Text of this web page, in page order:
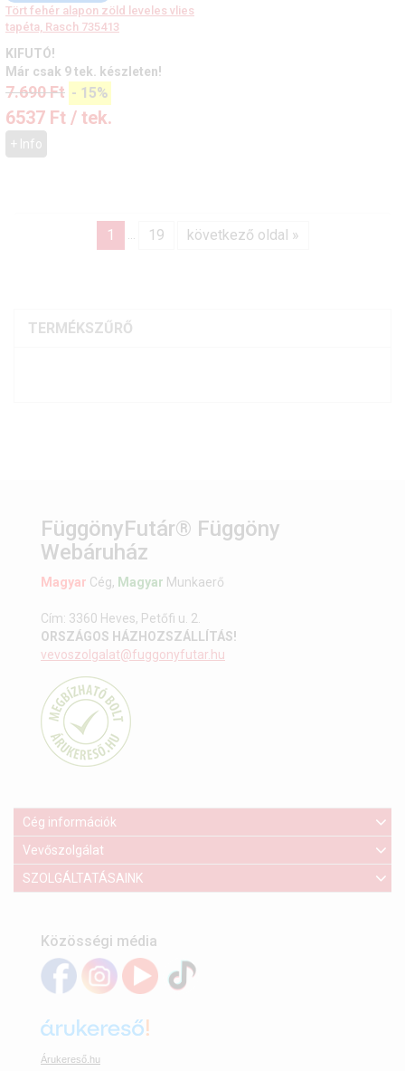
Tört fehér alapon zöld leveles vlies
tapéta, Rasch 735413
KIFUTÓ!
Már csak 9 tek. készleten!
7.690Ft - 15%
6537 Ft / tek.
+ Info
1 19 következő oldal »
TERMÉKSZŰRŐ
FüggönyFutár® Függöny
Webáruház
Magyar Cég, Magyar Munkaerő
Cím: 3360 Heves, Petőfi u. 2.
ORSZÁGOS HÁZHOZSZÁLLÍTÁS!
vevoszolgalat@fuggonyfutar.hu
Cég információk
Vevőszolgálat
SZOLGÁLTATÁSAINK
Közösségi média
Árukereső.hu